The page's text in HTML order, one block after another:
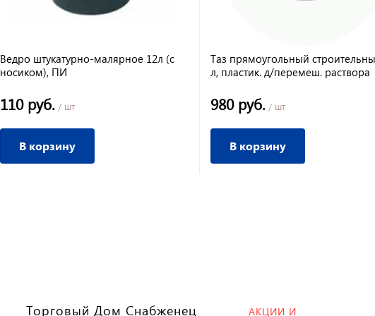
Ведро штукатурно-малярное 12л (с
носиком), ПИ
110 руб. / шт
В корзину
Таз прямоугольный
л, пластик. д/перемеш. раствора
980 руб. / шт
В корзину
Торговый Дом Снабженец АКЦИИ И